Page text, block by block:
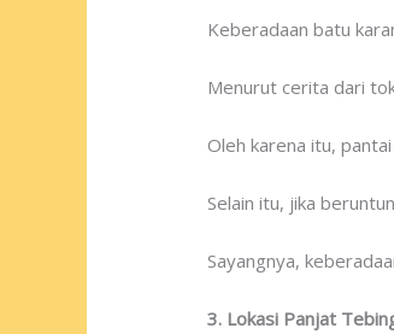
Keberadaan batu
Menurut cerita dari
Oleh karena itu,
Selain itu, jika
Sayangnya,
3. Lokasi Panjat